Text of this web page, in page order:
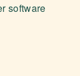
software